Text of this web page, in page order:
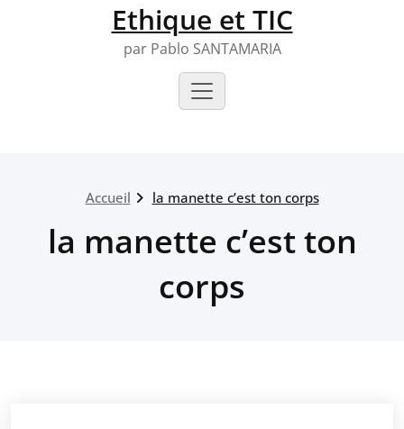
Ethique et TIC
par Pablo SANTAMARIA
Accueil la manette c’est ton corps
la manette c’est ton
corps